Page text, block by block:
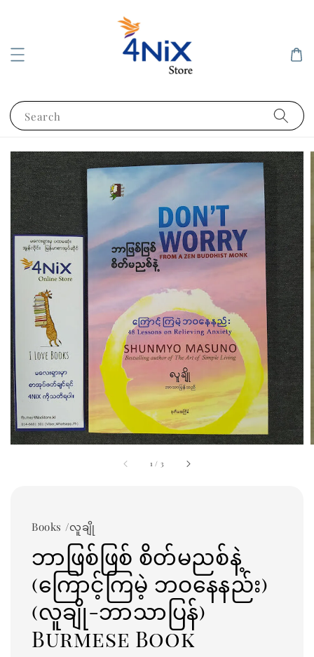
Search
1 / 3
Books /လူချို
ဘာဖြစ်ဖြစ် စိတ်မညစ်နဲ့
(ကြောင့်ကြမဲ့ ဘဝနေနည်း)
(လူချို-ဘာသာပြန်)
Burmese Book